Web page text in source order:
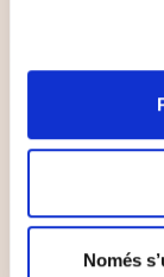
Només